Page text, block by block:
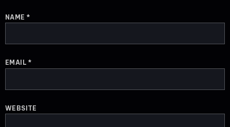
NAME *
EMAIL*
WEBSITE